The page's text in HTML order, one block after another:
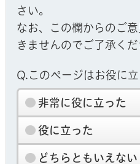
さい。
なお、この欄からのご
きませんのでご了承くだ
Q.このページはお役に立
非常に役に立った
役に立った
どちらともいえない